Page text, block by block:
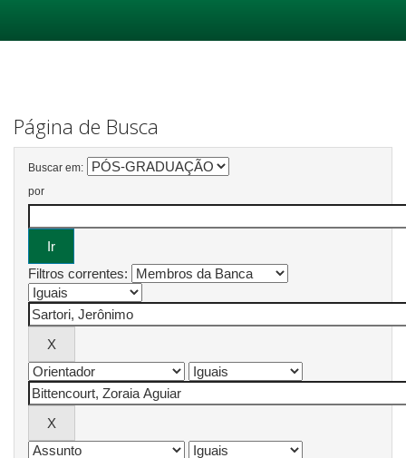
Página de Busca
Buscar em:
por
Filtros correntes: